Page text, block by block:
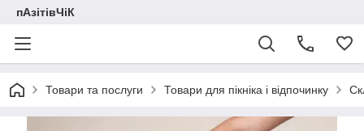
пАзітівЧіК
Товари та послуги Товари для пікніка і відпочинку